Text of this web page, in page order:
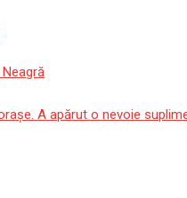
A apărut o nevoie